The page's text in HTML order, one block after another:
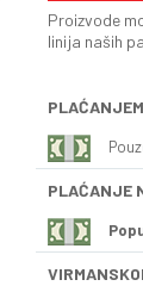
Proizvode
linija naših
PLAĆANJE